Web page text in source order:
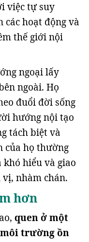
việc tự suy
các hoạt động và
thế giới nội
ngoại lấy
ngoài. Họ
đuổi đời sống
hướng nội tạo
tách biệt và
của họ thường
hiểu và giao
nhàm chán.
hơn
quen ở một
trường ồn